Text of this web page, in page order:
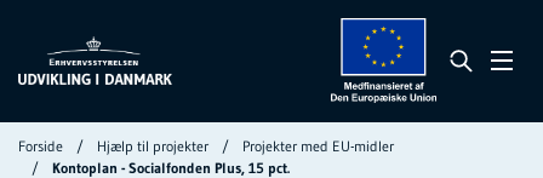
Forside Hjælp til projekter
Projekter med EU-midler
Kontoplan - Socialfonden Plus, 15 pct.